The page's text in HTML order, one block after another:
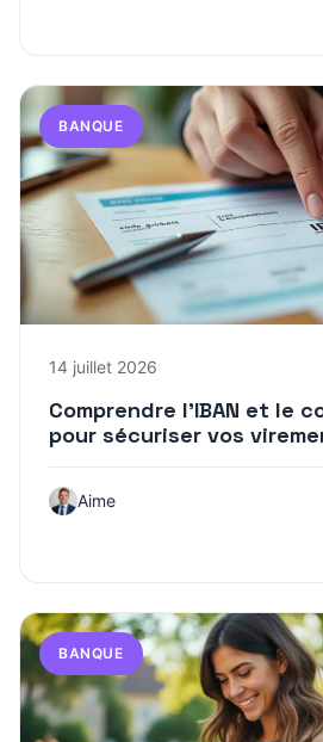
BANQUE
14 juillet 2026
Comprendre l’IBAN et le
pour sécuriser vos
Aime
BANQUE